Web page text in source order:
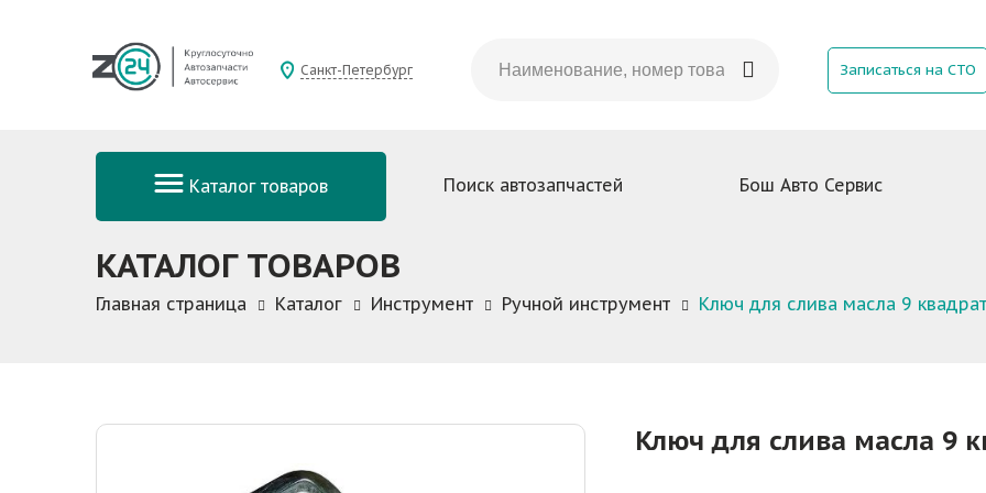
Санкт-Петербург Записаться на СТО
Каталог товаров Поиск автозапчастей Бош Авто Сервис
КАТАЛОГ ТОВАРОВ
Главная страница Каталог Инструмент Ручной инструмент Ключ для слива масла 9
Ключ для слива масла 9